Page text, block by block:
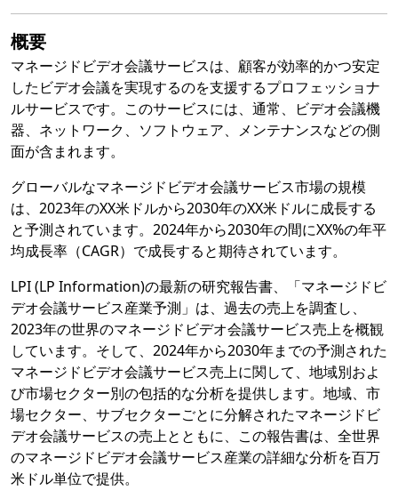
概要
マネージドビデオ会議サービスは、顧客が効率的かつ安定
したビデオ会議を実現するのを支援するプロフェッショナ
ルサービスです。このサービスには、通常、ビデオ会議機
器、ネットワーク、ソフトウェア、メンテナンスなどの側
面が含まれます。
グローバルなマネージドビデオ会議サービス市場の規模
は、2023年のXX米ドルから2030年のXX米ドルに成長する
と予測されています。2024年から2030年の間にXX%の年平
均成長率（CAGR）で成長すると期待されています。
LPI (LP Information)の最新の研究報告書、「マネージドビ
デオ会議サービス産業予測」は、過去の売上を調査し、
2023年の世界のマネージドビデオ会議サービス売上を概観
しています。そして、2024年から2030年までの予測された
マネージドビデオ会議サービス売上に関して、地域別およ
び市場セクター別の包括的な分析を提供します。地域、市
場セクター、サブセクターごとに分解されたマネージドビ
デオ会議サービスの売上とともに、この報告書は、全世界
のマネージドビデオ会議サービス産業の詳細な分析を百万
米ドル単位で提供。